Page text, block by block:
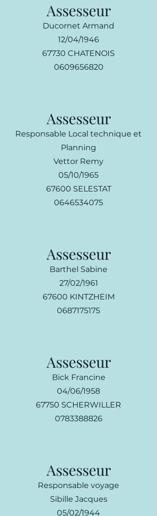
Assesseur
Ducornet Armand
12/04/1946
67730 CHATENOIS
0609656820
Assesseur
Responsable Local technique et
Planning
Vettor Remy
05/10/1965
67600 SELESTAT
0646534075
Assesseur
Barthel Sabine
27/02/1961
67600 KINTZHEIM
0687175175
Assesseur
Bick Francine
04/06/1958
67750 SCHERWILLER
0783388826
Assesseur
Responsable voyage
Sibille Jacques
05/02/1944